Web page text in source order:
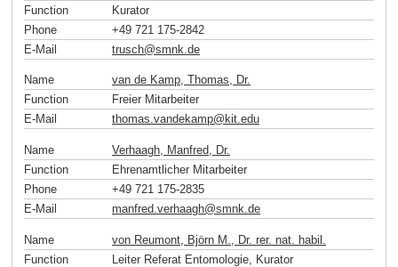
Function
Kurator
Phone
+49 721 175-2842
E-Mail
trusch@smnk de
Name
van de Kamp, Thomas, Dr.
Function
Freier Mitarbeiter
E-Mail
thomas.vandekamp@ kit.edu
Name
Verhaagh, Manfred, Dr.
Function
Ehrenamtlicher Mitarbeiter
Phone
+49 721 175-2835
E-Mail
manfred.verhaagh@smnk.de
Name
von Reumont, Björn M., Dr. rer. nat. habil.
Function
Leiter Referat Entomologie, Kurator